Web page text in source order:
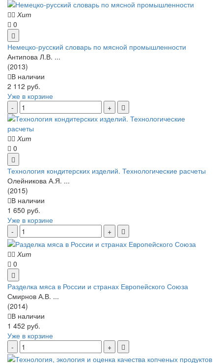
Хит
0
Немецко-русский словарь по мясной промышленности
Антипова Л.В. ...
(2013)
В наличии
2 112 руб.
Уже в корзине
Хит
0
Технология кондитерских изделий. Технологические расчеты
Олейникова А.Я. ...
(2015)
В наличии
1 650 руб.
Уже в корзине
Хит
0
Разделка мяса в России и странах Европейского Союза
Смирнов А.В. ...
(2014)
В наличии
1 452 руб.
Уже в корзине